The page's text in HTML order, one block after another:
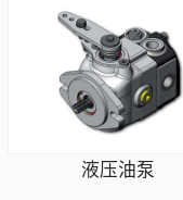
液压油泵